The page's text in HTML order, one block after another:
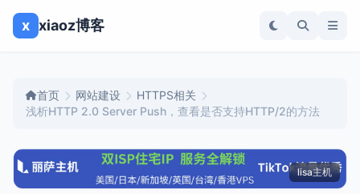
x xiaoz博客
首页 网站建设
HTTPS相关
浅析HTTP 2.0 Server Push，查看是否支持HTTP/2的方法
lisa主机